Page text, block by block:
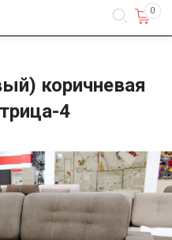
0
коричневая
4